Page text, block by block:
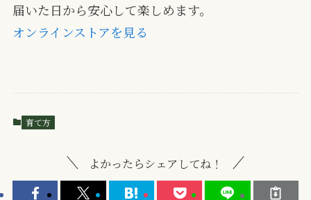
届いた日から安心して楽しめます。
オンラインストアを見る
育て方
よかったらシェアしてね！